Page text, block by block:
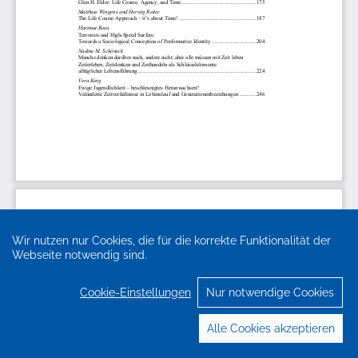
Wir nutzen nur Cookies, die für die korrekte Funktionalität der
Webseite notwendig sind.
Cookie-Einstellungen Nur notwendige Cookies
Alle Cookies akzeptieren